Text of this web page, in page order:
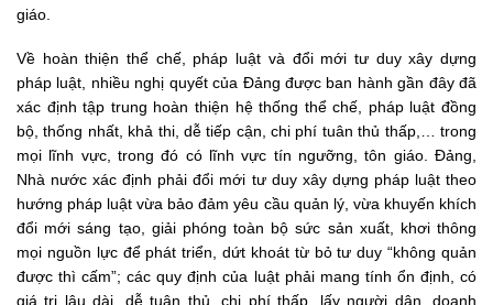
giáo.
Về hoàn thiện thể chế, pháp luật và đổi mới tư duy xây dựng
pháp luật, nhiều nghị quyết của Đảng được ban hành gần đây đã
xác định tập trung hoàn thiện hệ thống thể chế, pháp luật đồng
bộ, thống nhất, khả thi, dễ tiếp cận, chi phí tuân thủ thấp,… trong
mọi lĩnh vực, trong đó có lĩnh vực tín ngưỡng, tôn giáo. Đảng,
Nhà nước xác định phải đổi mới tư duy xây dựng pháp luật theo
hướng pháp luật vừa bảo đảm yêu cầu quản lý, vừa khuyến khích
đổi mới sáng tạo, giải phóng toàn bộ sức sản xuất, khơi thông
mọi nguồn lực để phát triển, dứt khoát từ bỏ tư duy “không quản
được thì cấm”; các quy định của luật phải mang tính ổn định, có
giá trị lâu dài, dễ tuân thủ, chi phí thấp, lấy người dân, doanh